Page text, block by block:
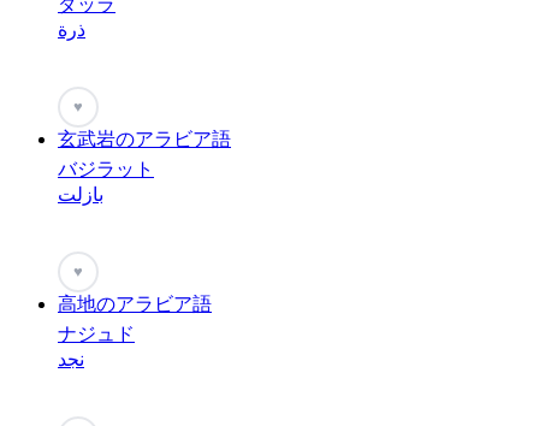
ذرة
♥
玄武岩のアラビア語
バジラット
بازلت
♥
高地のアラビア語
ナジュド
نجد